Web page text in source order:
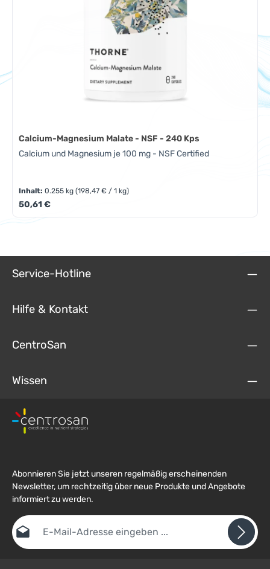
Calcium-Magnesium Malate - NSF - 240 Kps
Calcium und Magnesium je 100 mg - NSF Certified
Inhalt:0.255 kg(198,47 € / 1 kg)
Regulärer Preis:
50,61 €
Service-Hotline
Hilfe & Kontakt
CentroSan
Wissen
Abonnieren Sie jetzt unseren regelmäßig erscheinenden
Newsletter, um rechtzeitig über neue Produkte und Angebote
informiert zu werden.
E-Mail-Adresse*